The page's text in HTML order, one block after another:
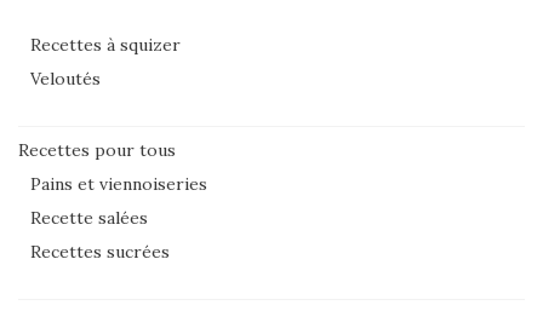
Recettes à squizer
Veloutés
Recettes pour tous
Pains et viennoiseries
Recette salées
Recettes sucrées